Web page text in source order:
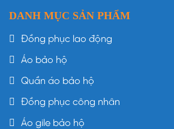
DANH MỤC SẢN PHẨM
Đồng phục lao động
Áo bảo hộ
Quần áo bảo hộ
Đồng phục công nhân
Áo gile bảo hộ